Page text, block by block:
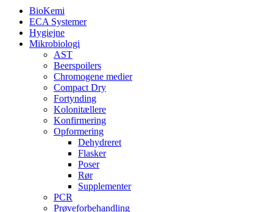
BioKemi
ECA Systemer
Hygiejne
Mikrobiologi
AST
Beerspoilers
Chromogene medier
Compact Dry
Fortynding
Kolonitællere
Konfirmering
Opformering
Dehydreret
Flasker
Poser
Rør
Supplementer
PCR
Prøveforbehandling